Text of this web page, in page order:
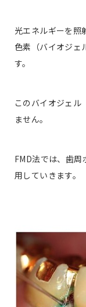
光エネルギーを照
色素（バイオジェ
す。
このバイオジェル
ません。
FMD法では、歯
用していきます。